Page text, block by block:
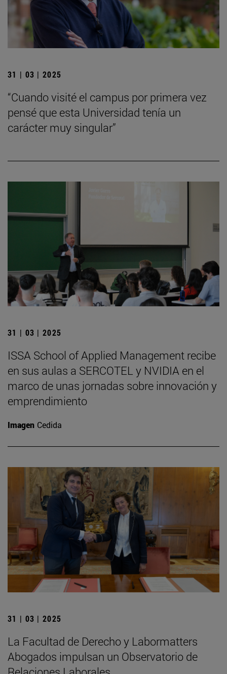
31 | 03 | 2025
“Cuando visité el campus por primera vez
pensé que esta Universidad tenía un
carácter muy singular”
31 | 03 | 2025
ISSA School of Applied Management recibe
en sus aulas a SERCOTEL y NVIDIA en el
marco de unas jornadas sobre innovación y
emprendimiento
Imagen Cedida
31 | 03 | 2025
La Facultad de Derecho y Labormatters
Abogados impulsan un Observatorio de